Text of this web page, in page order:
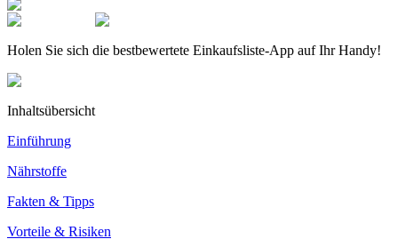
Holen Sie sich die bestbewertete Einkaufsliste-App auf Ihr Handy!
Inhaltsübersicht
Einführung
Nährstoffe
Fakten & Tipps
Vorteile & Risiken